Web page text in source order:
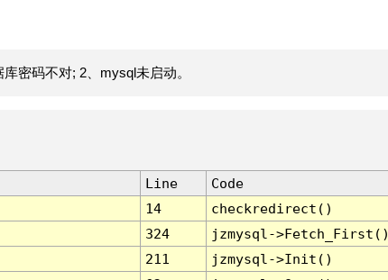
密码不对; 2、mysql未启动。
Line
Code
14
checkredirect()
324
jzmysql-
211
jzmysql->Init()